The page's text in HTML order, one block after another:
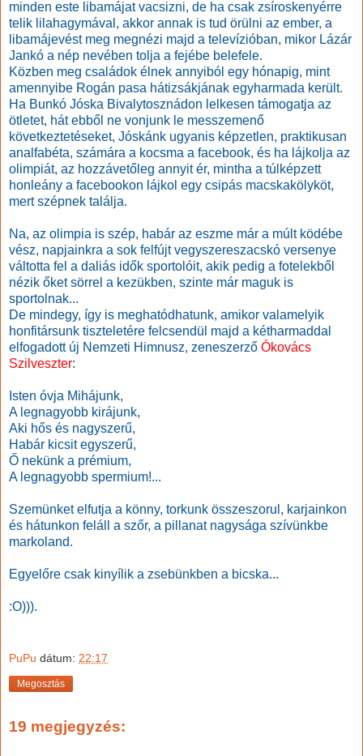
minden este libamájat vacsizni, de ha csak zsíroskenyérre
telik lilahagymával, akkor annak is tud örülni az ember, a
libamájevést meg megnézi majd a televízióban, mikor Lázár
Jankó a nép nevében tolja a fejébe belefele.
Közben meg családok élnek annyiból egy hónapig, mint
amennyibe Rogán pasa hátizsákjának egyharmada került.
Ha Bunkó Jóska Bivalytosznádon lelkesen támogatja az
ötletet, hát ebből ne vonjunk le messzemenő
következtetéseket, Jóskánk ugyanis képzetlen, praktikusan
analfabéta, számára a kocsma a facebook, és ha lájkolja az
olimpiát, az hozzávetőleg annyit ér, mintha a túlképzett
honleány a facebookon lájkol egy csipás macskakölyköt,
mert szépnek találja.
Na, az olimpia is szép, habár az eszme már a múlt ködébe
vész, napjainkra a sok felfújtvegyszereszacskó versenye
váltotta fel a daliás idők sportolóit, akik pedig a fotelekből
nézik őket sörrel a kezükben, szinte már maguk is
sportolnak...
De mindegy, így is meghatódhatunk, amikor valamelyik
honfitársunk tiszteletére felcsendül majd a kétharmaddal
elfogadott új Nemzeti Himnusz, zeneszerző Ókovács
Szilveszter:
Isten óvja Mihájunk,
A legnagyobb kirájunk,
Aki hős és nagyszerű,
Habár kicsit egyszerű,
Ő nekünk a prémium,
A legnagyobb spermium!...
Szemünket elfutja a könny, torkunk összeszorul, karjainkon
és hátunkon feláll a szőr, a pillanat nagysága szívünkbe
markoland.
Egyelőre csak kinyílik a zsebünkben a bicska...
:O))).
PuPu dátum: 22:17
Megosztás
19 megjegyzés: